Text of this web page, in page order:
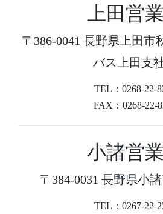
上田営
〒386-0041 長野県上田市
バス上田支
TEL：0268-22-
FAX：0268-22-
小諸営
〒384-0031 長野県小
TEL：0267-22-